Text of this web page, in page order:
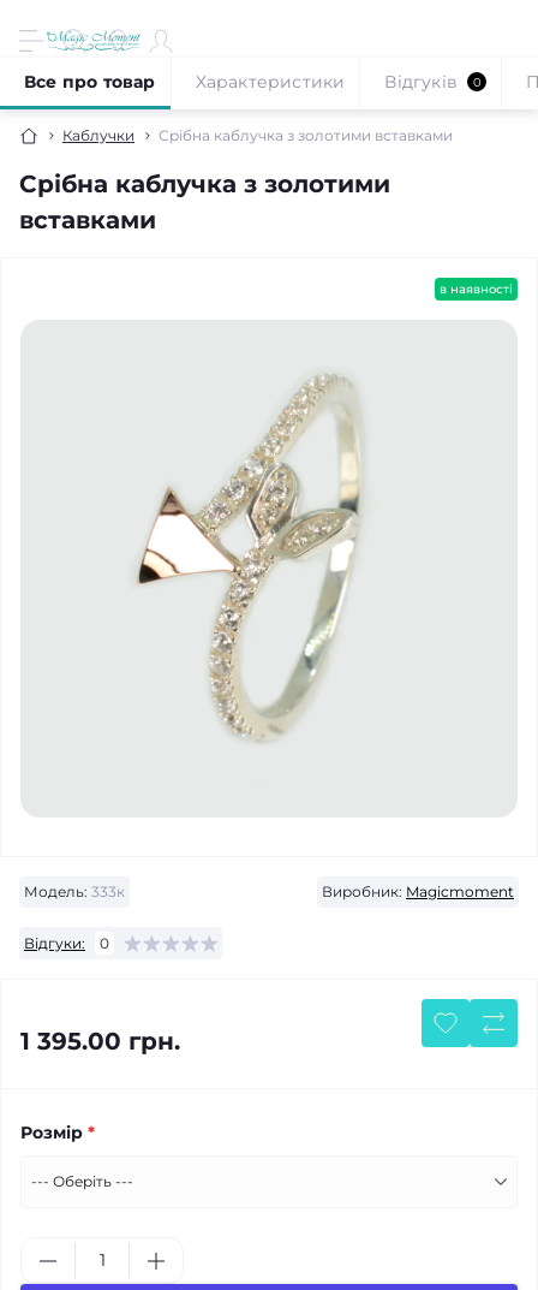
Каблучки Срібна каблучка з золотими вставками
Срібна каблучка з золотими
вставками
Все про товар Характеристики Відгуків 0
в наявності
Модель: 333к Виробник: Magicmoment
Відгуки: 0
1 395.00 грн.
Розмір *